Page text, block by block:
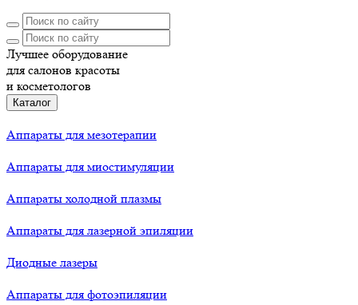
Лучшее оборудование
для салонов красоты
и косметологов
Каталог
Аппараты для мезотерапии
Аппараты для миостимуляции
Аппараты холодной плазмы
Аппараты для лазерной эпиляции
Диодные лазеры
Аппараты для фотоэпиляции